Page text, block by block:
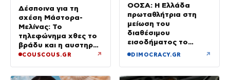
Δέσποινα για τη
σχέση Μάστορα-
Μελίνας: Το
τηλεφώνημα χθες το
βράδυ και η αυστηρή
προειδοποίηση
COUSCOUS.GR ↗
ΟΟΣΑ: Η Ελλάδα
πρωταθλήτρια στη
μείωση του
διαθέσιμου
εισοδήματος το
πρώτο τρίμηνο του
DIMOCRACY.GR ↗